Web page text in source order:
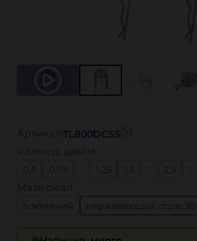
TL800DCSS
0,75
нержавеющая сталь 304